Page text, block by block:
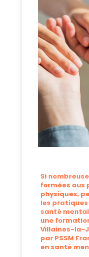
Si
formées aux
physiques,
les
santé
une
Villaines-la-
par PSSM
en santé